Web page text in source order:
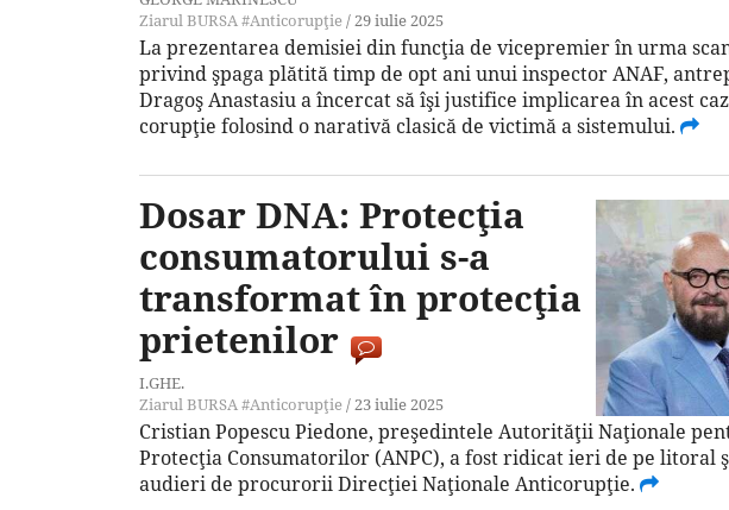
Ziarul BURSA #Anticorupţie / 29 iulie 2025
La prezentarea demisiei din funcţia de vicepremier în urma
privind şpaga plătită timp de opt ani unui inspector ANAF,
Dragoş Anastasiu a încercat să îşi justifice implicarea în acest
corupţie folosind o narativă clasică de victimă a sistemului.
Dosar DNA: Protecţia
consumatorului s-a
transformat în protecţia
prietenilor
I.GHE.
Ziarul BURSA #Anticorupţie / 23 iulie 2025
Cristian Popescu Piedone, preşedintele Autorităţii Naţionale
Protecţia Consumatorilor (ANPC), a fost ridicat ieri de pe litoral
audieri de procurorii Direcţiei Naţionale Anticorupţie.